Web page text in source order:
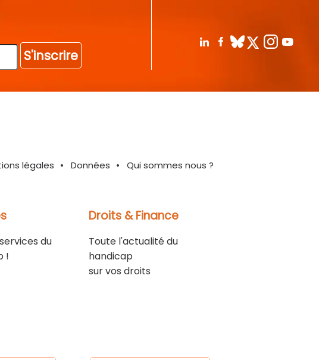
S'inscrire
légales Données Qui sommes nous ?
du
!
Droits & Finance
Toute l'actualité du
handicap
sur vos droits